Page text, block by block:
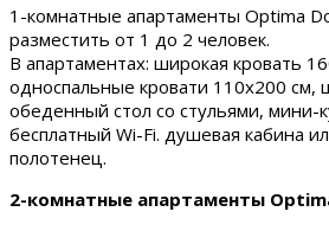
1-комнатные апартаменты Optima
разместить от 1 до 2 человек.
В апартаментах: широкая кровать
односпальные кровати 110х200 см,
обеденный стол со стульями, мини-
бесплатный Wi-Fi. душевая кабина
полотенец.
2-комнатные апартаменты